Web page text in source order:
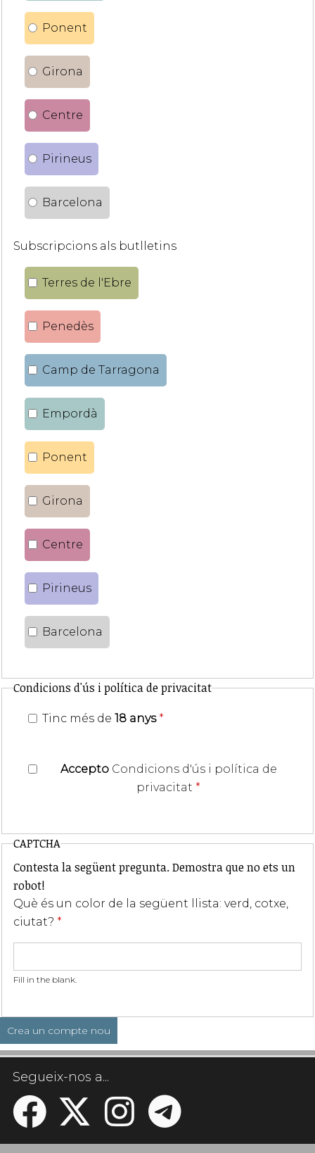
Ponent
Girona
Centre
Pirineus
Barcelona
Subscripcions als butlletins
Terres de l'Ebre
Penedès
Camp de Tarragona
Empordà
Ponent
Girona
Centre
Pirineus
Barcelona
Condicions d'ús i política de privacitat
Tinc més de 18 anys *
Accepto Condicions d'ús i política de
privacitat *
CAPTCHA
Contesta la següent pregunta. Demostra que no ets un
robot!
Què és un color de la següent llista: verd, cotxe,
ciutat? *
Fill in the blank.
Segueix-nos a...